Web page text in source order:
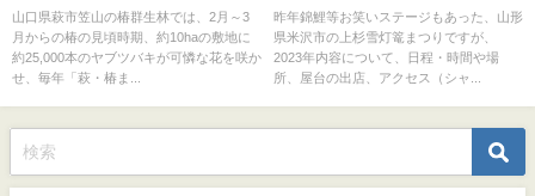
場は？
山口県萩市笠山の椿群生林では、2月～3
月からの椿の見頃時期、約10haの敷地に
約25,000本のヤブツバキが可憐な花を咲か
せ、毎年「萩・椿ま...
スは？
昨年錦鯉等お笑いステージもあった、山形
県米沢市の上杉雪灯篭まつりですが、
2023年内容について、日程・時間や場
所、屋台の出店、アクセス（シャ...